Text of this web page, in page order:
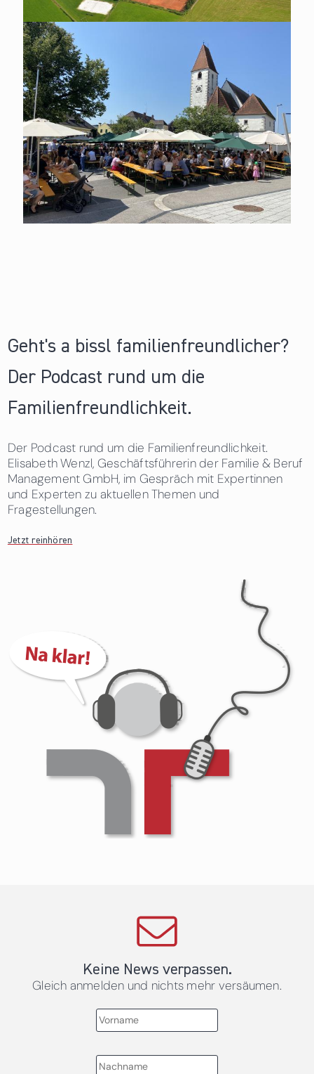
Geht's a bissl familienfreundlicher?
Der Podcast rund um die
Familienfreundlichkeit.
Der Podcast rund um die Familienfreundlichkeit.
Elisabeth Wenzl, Geschäftsführerin der Familie & Beruf
Management GmbH, im Gespräch mit Expertinnen
und Experten zu aktuellen Themen und
Fragestellungen.
Jetzt reinhören
Keine News verpassen.
Gleich anmelden und nichts mehr versäumen.